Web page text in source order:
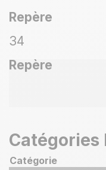
Repère
34
Repère
Catégories
Catégorie